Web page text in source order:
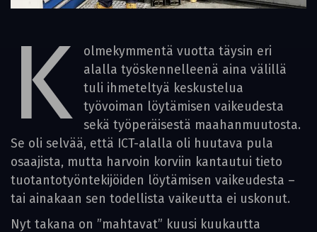
K
olmekymmentä vuotta täysin eri
alalla työskennelleenä aina välillä
tuli ihmeteltyä keskustelua
työvoiman löytämisen vaikeudesta
sekä työperäisestä maahanmuutosta.
Se oli selvää, että ICT-alalla oli huutava pula
osaajista, mutta harvoin korviin kantautui tieto
tuotantotyöntekijöiden löytämisen vaikeudesta –
tai ainakaan sen todellista vaikeutta ei uskonut.
Nyt takana on ”mahtavat” kuusi kuukautta